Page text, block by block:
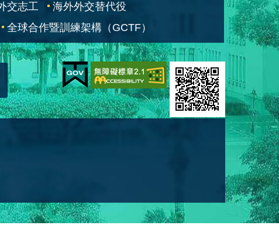
交志工
海外外交替代役
全球合作暨訓練架構（GCTF）